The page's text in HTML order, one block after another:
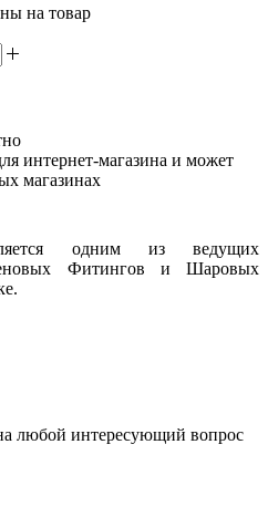
на товар
интернет-магазина и может
магазинах
одним из ведущих
Фитингов и Шаровых
любой интересующий вопрос